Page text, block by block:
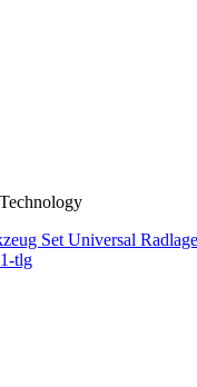
Set Universal
tlg